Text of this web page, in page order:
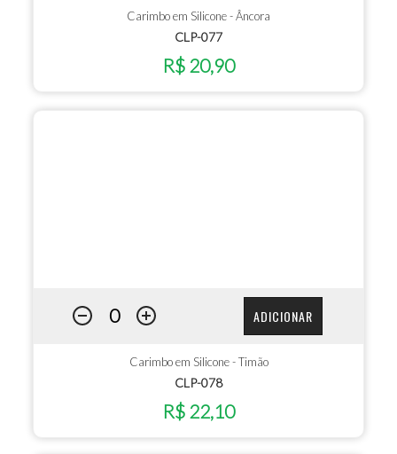
Carimbo em Silicone - Âncora
CLP-077
R$ 20,90
ADICIONAR
Carimbo em Silicone - Timão
CLP-078
R$ 22,10